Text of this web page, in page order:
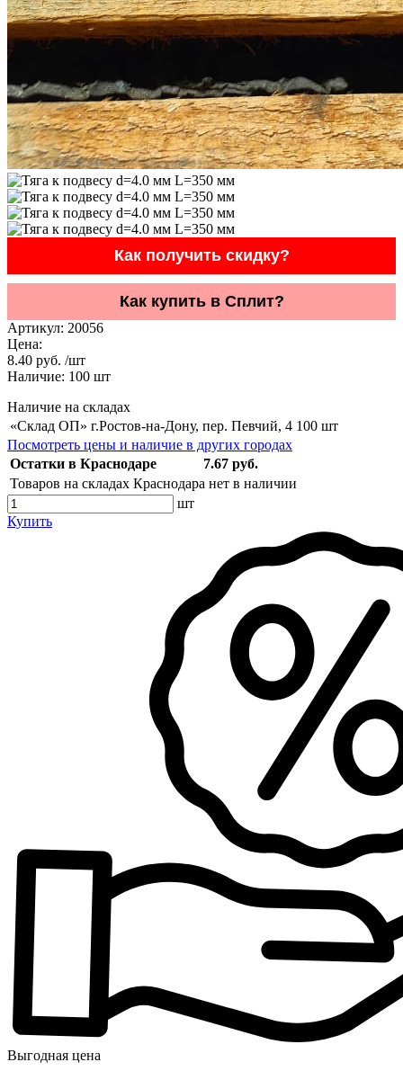
Как получить скидку?
Как купить в Сплит?
Артикул: 20056
Цена:
8.40 руб. /шт
Наличие: 100 шт
Наличие на складах
«Склад ОП» г.Ростов-на-Дону, пер. Певчий, 4 100 шт
Посмотреть цены и наличие в других городах
Остатки в Краснодаре
7.67 руб.
Товаров на складах Краснодара нет в наличии
шт
Купить
Выгодная цена